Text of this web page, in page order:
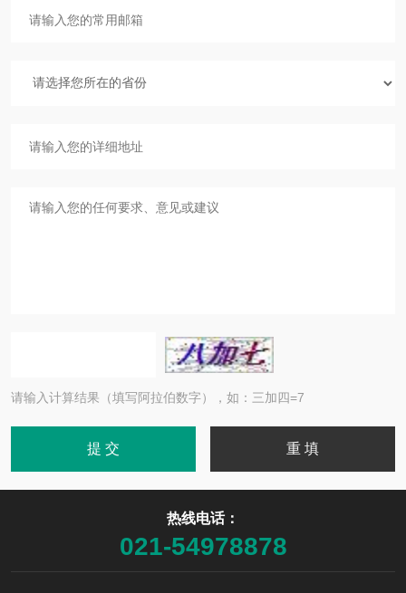
请输入计算结果（填写阿拉伯数字），如：三加四=7
热线电话：
021-54978878